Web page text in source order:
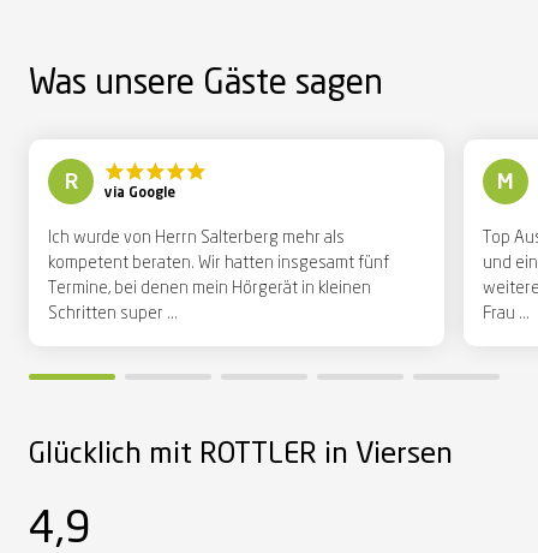
Was unsere Gäste sagen
R via Google
Ich wurde von Herrn Salterberg mehr als
kompetent beraten. Wir hatten insgesamt fünf
Termine, bei denen mein Hörgerät in kleinen
Schritten super ...
M
Top
und
Frau ...
Glücklich mit ROTTLER in Viersen
4,9